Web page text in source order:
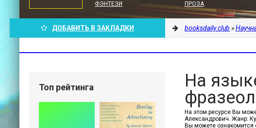
ФЭНТЕЗИ
ПРОЗА
ДОБАВИТЬ В ЗАКЛАДКИ booksdaily.club »
На
На этом ресурсе Вы
Александрович. Жанр:
Вы можете
Топ рейтинга